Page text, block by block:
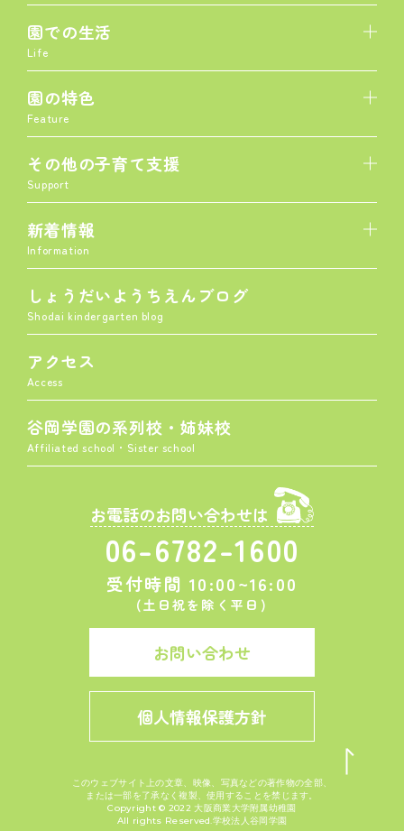
園での生活
Life
園の特色
Feature
その他の子育て支援
Support
新着情報
Information
しょうだいようちえんブログ
Shodai kindergarten blog
アクセス
Access
谷岡学園の系列校・姉妹校
Affiliated school・Sister school
お電話のお問い合わせは
06-6782-1600
受付時間 10:00~16:00
(土日祝を除く平日)
お問い合わせ
個人情報保護方針
このウェブサイト上の文章、映像、写真などの著作物の全部、
または一部を了承なく複製、使用することを禁じます。
Copyright © 2022 大阪商業大学附属幼稚園
All rights Reserved.学校法人谷岡学園